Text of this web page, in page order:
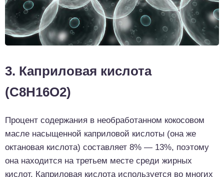
3. Каприловая кислота
(C8H16O2)
Процент содержания в необработанном кокосовом
масле насыщенной каприловой кислоты (она же
октановая кислота) составляет 8% — 13%, поэтому
она находится на третьем месте среди жирных
кислот. Каприловая кислота используется во многих